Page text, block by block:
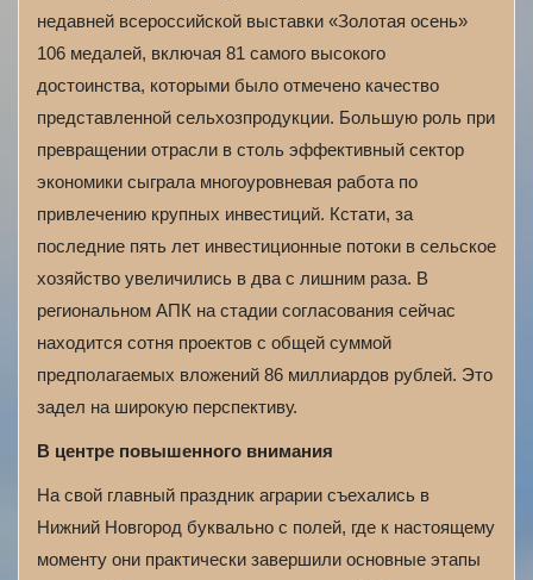
недавней всероссийской выставки «Золотая осень»
106 медалей, включая 81 самого высокого
достоинства, которыми было отмечено качество
представленной сельхозпродукции. Большую роль при
превращении отрасли в столь эффективный сектор
экономики сыграла многоуровневая работа по
привлечению крупных инвестиций. Кстати, за
последние пять лет инвестиционные потоки в сельское
хозяйство увеличились в два с лишним раза. В
региональном АПК на стадии согласования сейчас
находится сотня проектов с общей суммой
предполагаемых вложений 86 миллиардов рублей. Это
задел на широкую перспективу.
В центре повышенного внимания
На свой главный праздник аграрии съехались в
Нижний Новгород буквально с полей, где к настоящему
моменту они практически завершили основные этапы